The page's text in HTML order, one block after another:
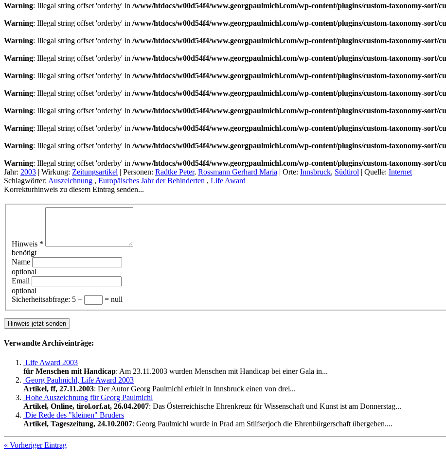
Warning: Illegal string offset 'orderby' in /www/htdocs/w00d54f4/www.georgpaulmichl.com/wp-content/plugins/custom-taxonomy-sort/
Warning: Illegal string offset 'orderby' in /www/htdocs/w00d54f4/www.georgpaulmichl.com/wp-content/plugins/custom-taxonomy-sort/
Warning: Illegal string offset 'orderby' in /www/htdocs/w00d54f4/www.georgpaulmichl.com/wp-content/plugins/custom-taxonomy-sort/
Warning: Illegal string offset 'orderby' in /www/htdocs/w00d54f4/www.georgpaulmichl.com/wp-content/plugins/custom-taxonomy-sort/
Warning: Illegal string offset 'orderby' in /www/htdocs/w00d54f4/www.georgpaulmichl.com/wp-content/plugins/custom-taxonomy-sort/
Warning: Illegal string offset 'orderby' in /www/htdocs/w00d54f4/www.georgpaulmichl.com/wp-content/plugins/custom-taxonomy-sort/
Warning: Illegal string offset 'orderby' in /www/htdocs/w00d54f4/www.georgpaulmichl.com/wp-content/plugins/custom-taxonomy-sort/
Warning: Illegal string offset 'orderby' in /www/htdocs/w00d54f4/www.georgpaulmichl.com/wp-content/plugins/custom-taxonomy-sort/
Warning: Illegal string offset 'orderby' in /www/htdocs/w00d54f4/www.georgpaulmichl.com/wp-content/plugins/custom-taxonomy-sort/
Warning: Illegal string offset 'orderby' in /www/htdocs/w00d54f4/www.georgpaulmichl.com/wp-content/plugins/custom-taxonomy-sort/
Jahr: 2003 | Wirkung: Zeitungsartikel | Personen: Radtke Peter, Rossmann Gerhard Maria | Orte: Innsbruck, Südtirol | Quelle: Internet
Schlagwörter: Auszeichnung , Europäisches Jahr der Behinderten , Life Award
Korrekturhinweis zu diesem Eintrag senden...
Hinweis *
benötigt
Name
optional
Email
optional
Sicherheitsabfrage: 5 − = null
Verwandte Archiveinträge:
Life Award 2003
für Menschen mit Handicap: Am 23.11.2003 wurden Menschen mit Handicap bei einer Gala in...
Georg Paulmichl, Life Award 2003
Artikel, ff, 27.11.2003: Der Autor Georg Paulmichl erhielt in Innsbruck einen von drei...
Hohe Auszeichnung für Georg Paulmichl
Artikel, Online, tirol.orf.at, 26.04.2007: Das Österreichische Ehrenkreuz für Wissenschaft und Kunst ist am Donnerstag...
Die Rede des "kleinen" Bruders
Artikel, Tageszeitung, 24.10.2007: Georg Paulmichl wurde in Prad am Stilfserjoch die Ehrenbürgerschaft übergeben....
« Vorheriger Eintrag